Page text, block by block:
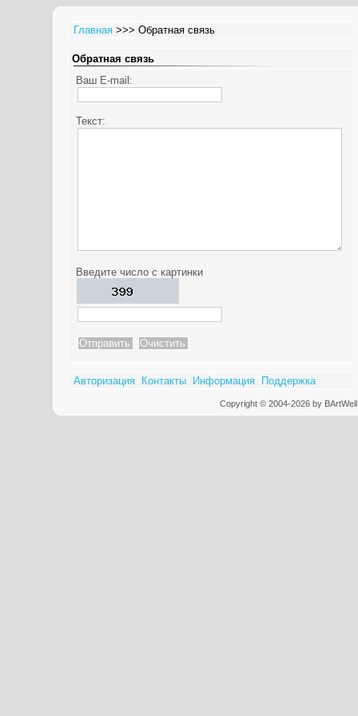
Главная >>> Обратная связь
Обратная связь
Ваш E-mail:
Текст:
Введите число с картинки
Авторизация Контакты Информация Поддержка
Copyright © 2004-2026 by BArtWell